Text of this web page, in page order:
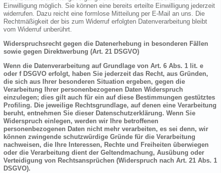
Einwilligung möglich. Sie können eine bereits erteilte Einwilligung jederzeit
widerrufen. Dazu reicht eine formlose Mitteilung per E-Mail an uns. Die
Rechtmäßigkeit der bis zum Widerruf erfolgten Datenverarbeitung bleibt
vom Widerruf unberührt.
Widerspruchsrecht gegen die Datenerhebung in besonderen Fällen
sowie gegen Direktwerbung (Art. 21 DSGVO)
Wenn die Datenverarbeitung auf Grundlage von Art. 6 Abs. 1 lit. e
oder f DSGVO erfolgt, haben Sie jederzeit das Recht, aus Gründen,
die sich aus Ihrer besonderen Situation ergeben, gegen die
Verarbeitung Ihrer personenbezogenen Daten Widerspruch
einzulegen; dies gilt auch für ein auf diese Bestimmungen gestütztes
Profiling. Die jeweilige Rechtsgrundlage, auf denen eine Verarbeitung
beruht, entnehmen Sie dieser Datenschutzerklärung. Wenn Sie
Widerspruch einlegen, werden wir Ihre betroffenen
personenbezogenen Daten nicht mehr verarbeiten, es sei denn, wir
können zwingende schutzwürdige Gründe für die Verarbeitung
nachweisen, die Ihre Interessen, Rechte und Freiheiten überwiegen
oder die Verarbeitung dient der Geltendmachung, Ausübung oder
Verteidigung von Rechtsansprüchen (Widerspruch nach Art. 21 Abs. 1
DSGVO).